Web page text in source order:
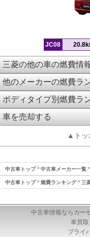
JC08
三菱の他の車の燃費情
他のメーカーの燃費ラ
ボディタイプ別燃費ラ
車を売却する
▲トッ
中古車トップ 中古車メーカー一覧
中古車トップ 燃費ランキング 三
中古車情報ならカー
車買
プライ